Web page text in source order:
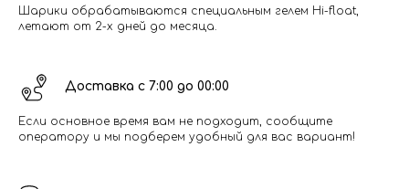
Шарики обрабатываются специальным гелем Hi-float,
летают от 2-х дней до месяца.
Доставка с 7:00 до 00:00
Если основное время вам не подходит, сообщите
оператору и мы подберем удобный для вас вариант!